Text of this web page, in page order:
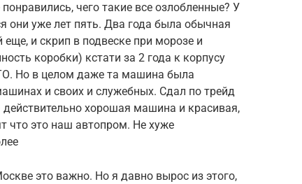
чего такие все озлобленные? У
они уже лет пять. Два года была обычная
и скрип в подвеске при морозе и
коробки) кстати за 2 года к корпусу
Но в целом даже та машина была
и своих и служебных. Сдал по трейд
хорошая машина и красивая,
что это наш автопром. Не хуже
это важно. Но я давно вырос из этого,